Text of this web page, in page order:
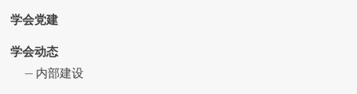
学会党建
学会动态
内部建设